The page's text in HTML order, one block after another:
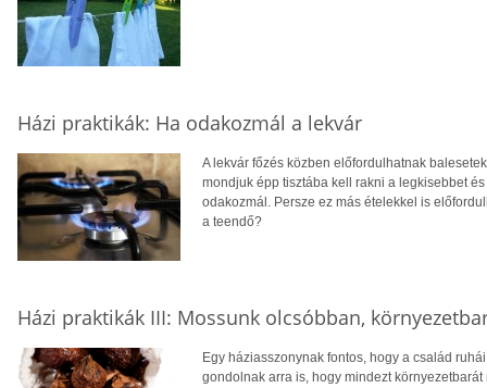
Házi praktikák: Ha odakozmál a lekvár
A lekvár főzés közben előfordulhatnak
mondjuk épp tisztába kell rakni a legkisebbet
odakozmál. Persze ez más ételekkel is
a teendő?
Házi praktikák III: Mossunk olcsóbban,
Egy háziasszonynak fontos, hogy a család
gondolnak arra is, hogy mindezt